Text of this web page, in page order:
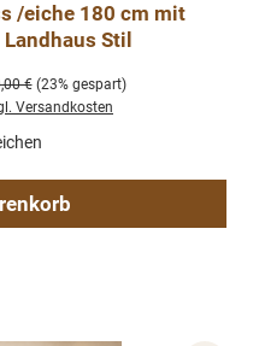
/eiche 180 cm mit
Stil
Preis:
€ (23% gespart)
Versandkosten